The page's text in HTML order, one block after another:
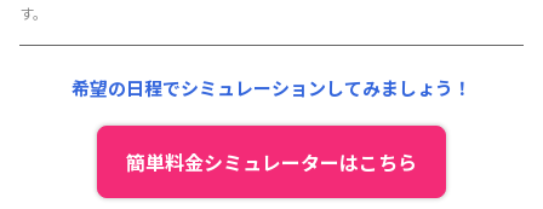
す。
希望の日程でシミュレーションしてみましょう！
簡単料金シミュレーターはこちら